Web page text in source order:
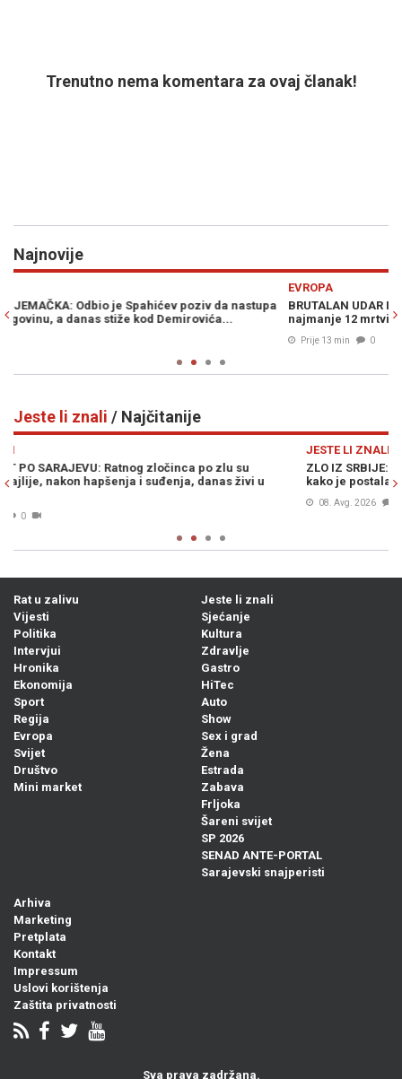
Trenutno nema komentara za ovaj članak!
Najnovije
BRUTALAN UDAR IZ UKRAJINE: Dronovima zasuli naftnog giganta,
najmanje 12 mrtvih (VIDEO)
Jeste li znali / Najčitanije
ZLO IZ SRBIJE: Od ruke ove žene umirali su kao pokošeni, evo
kako je postala prvi masovni ubica u regiji…
Rat u zalivu
Vijesti
Politika
Intervjui
Hronika
Ekonomija
Sport
Regija
Evropa
Svijet
Društvo
Mini market
Jeste li znali
Sjećanje
Kultura
Zdravlje
Gastro
HiTec
Auto
Show
Sex i grad
Žena
Estrada
Zabava
Frljoka
Šareni svijet
SP 2026
SENAD ANTE-PORTAL
Sarajevski snajperisti
Arhiva
Marketing
Pretplata
Kontakt
Impressum
Uslovi korištenja
Zaštita privatnosti
Sva prava zadržana.